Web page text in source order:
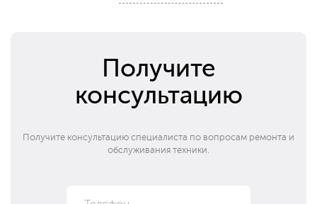
Получите
консультацию
Получите консультацию специалиста по вопросам ремонта и
обслуживания техники.